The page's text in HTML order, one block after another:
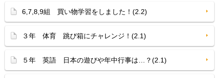
6,7,8,9組 買い物学習をしました！(2.2)
３年 体育 跳び箱にチャレンジ！(2.1)
５年 英語 日本の遊びや年中行事は…？(2.1)